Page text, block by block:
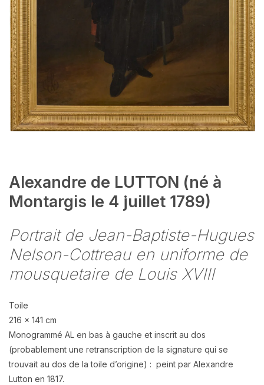
Alexandre de LUTTON (né à
Montargis le 4 juillet 1789)
Portrait de Jean-Baptiste-Hugues
Nelson-Cottreau en uniforme de
mousquetaire de Louis XVIII
Toile
216 x 141 cm
Monogrammé AL en bas à gauche et inscrit au dos
(probablement une retranscription de la signature qui se
trouvait au dos de la toile d’origine) : peint par Alexandre
Lutton en 1817.